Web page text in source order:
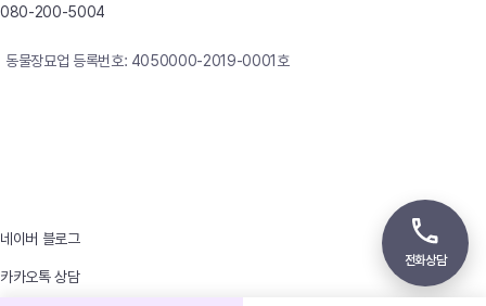
080-200-5004
동물장묘업 등록번호: 4050000-2019-0001호
네이버 블로그
카카오톡 상담
전화상담